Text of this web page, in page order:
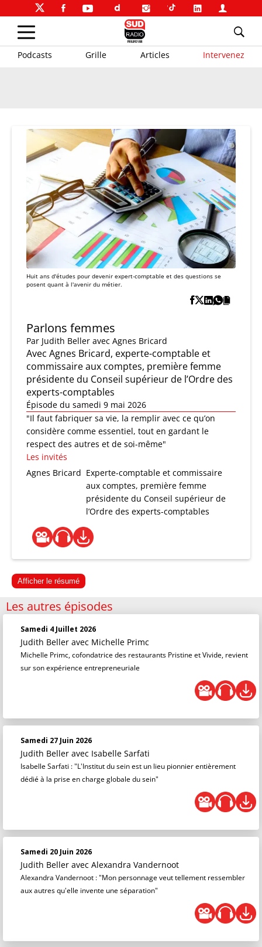
Podcasts Grille Articles Intervenez
Huit ans d'études pour devenir expert-comptable et des questions se
posent quant à l'avenir du métier.
Parlons femmes
Par Judith Beller avec Agnes Bricard
Avec Agnes Bricard, experte-comptable et
commissaire aux comptes, première femme
présidente du Conseil supérieur de l’Ordre des
experts-comptables
Épisode du samedi 9 mai 2026
"Il faut fabriquer sa vie, la remplir avec ce qu’on
considère comme essentiel, tout en gardant le
respect des autres et de soi-même"
Les invités
Agnes Bricard Experte-comptable et commissaire
aux comptes, première femme
présidente du Conseil supérieur de
l’Ordre des experts-comptables
Afficher le résumé
Les autres épisodes
Samedi 4 Juillet 2026
Judith Beller avec Michelle Primc
Michelle Primc, cofondatrice des restaurants Pristine et Vivide, revient
sur son expérience entrepreneuriale
Samedi 27 Juin 2026
Judith Beller avec Isabelle Sarfati
Isabelle Sarfati : "L'Institut du sein est un lieu pionnier entièrement
dédié à la prise en charge globale du sein"
Samedi 20 Juin 2026
Judith Beller avec Alexandra Vandernoot
Alexandra Vandernoot : "Mon personnage veut tellement ressembler
aux autres qu'elle invente une séparation"